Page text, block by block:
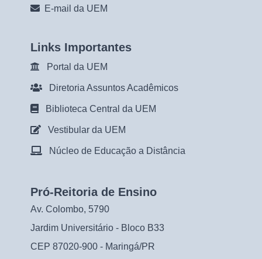
E-mail da UEM
Links Importantes
Portal da UEM
Diretoria Assuntos Acadêmicos
Biblioteca Central da UEM
Vestibular da UEM
Núcleo de Educação a Distância
Pró-Reitoria de Ensino
Av. Colombo, 5790
Jardim Universitário - Bloco B33
CEP 87020-900 - Maringá/PR